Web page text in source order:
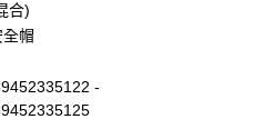
合)
帽
-